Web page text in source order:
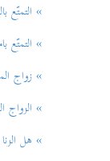
» التمتّع
» التمتّع
» زواج
» الزواج
» هل الزنا